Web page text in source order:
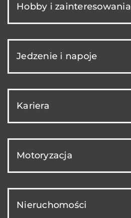
Hobby i zainteresowania
Jedzenie i napoje
Kariera
Motoryzacja
Nieruchomości